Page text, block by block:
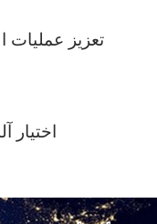
تعزيز عمليات
اختيار